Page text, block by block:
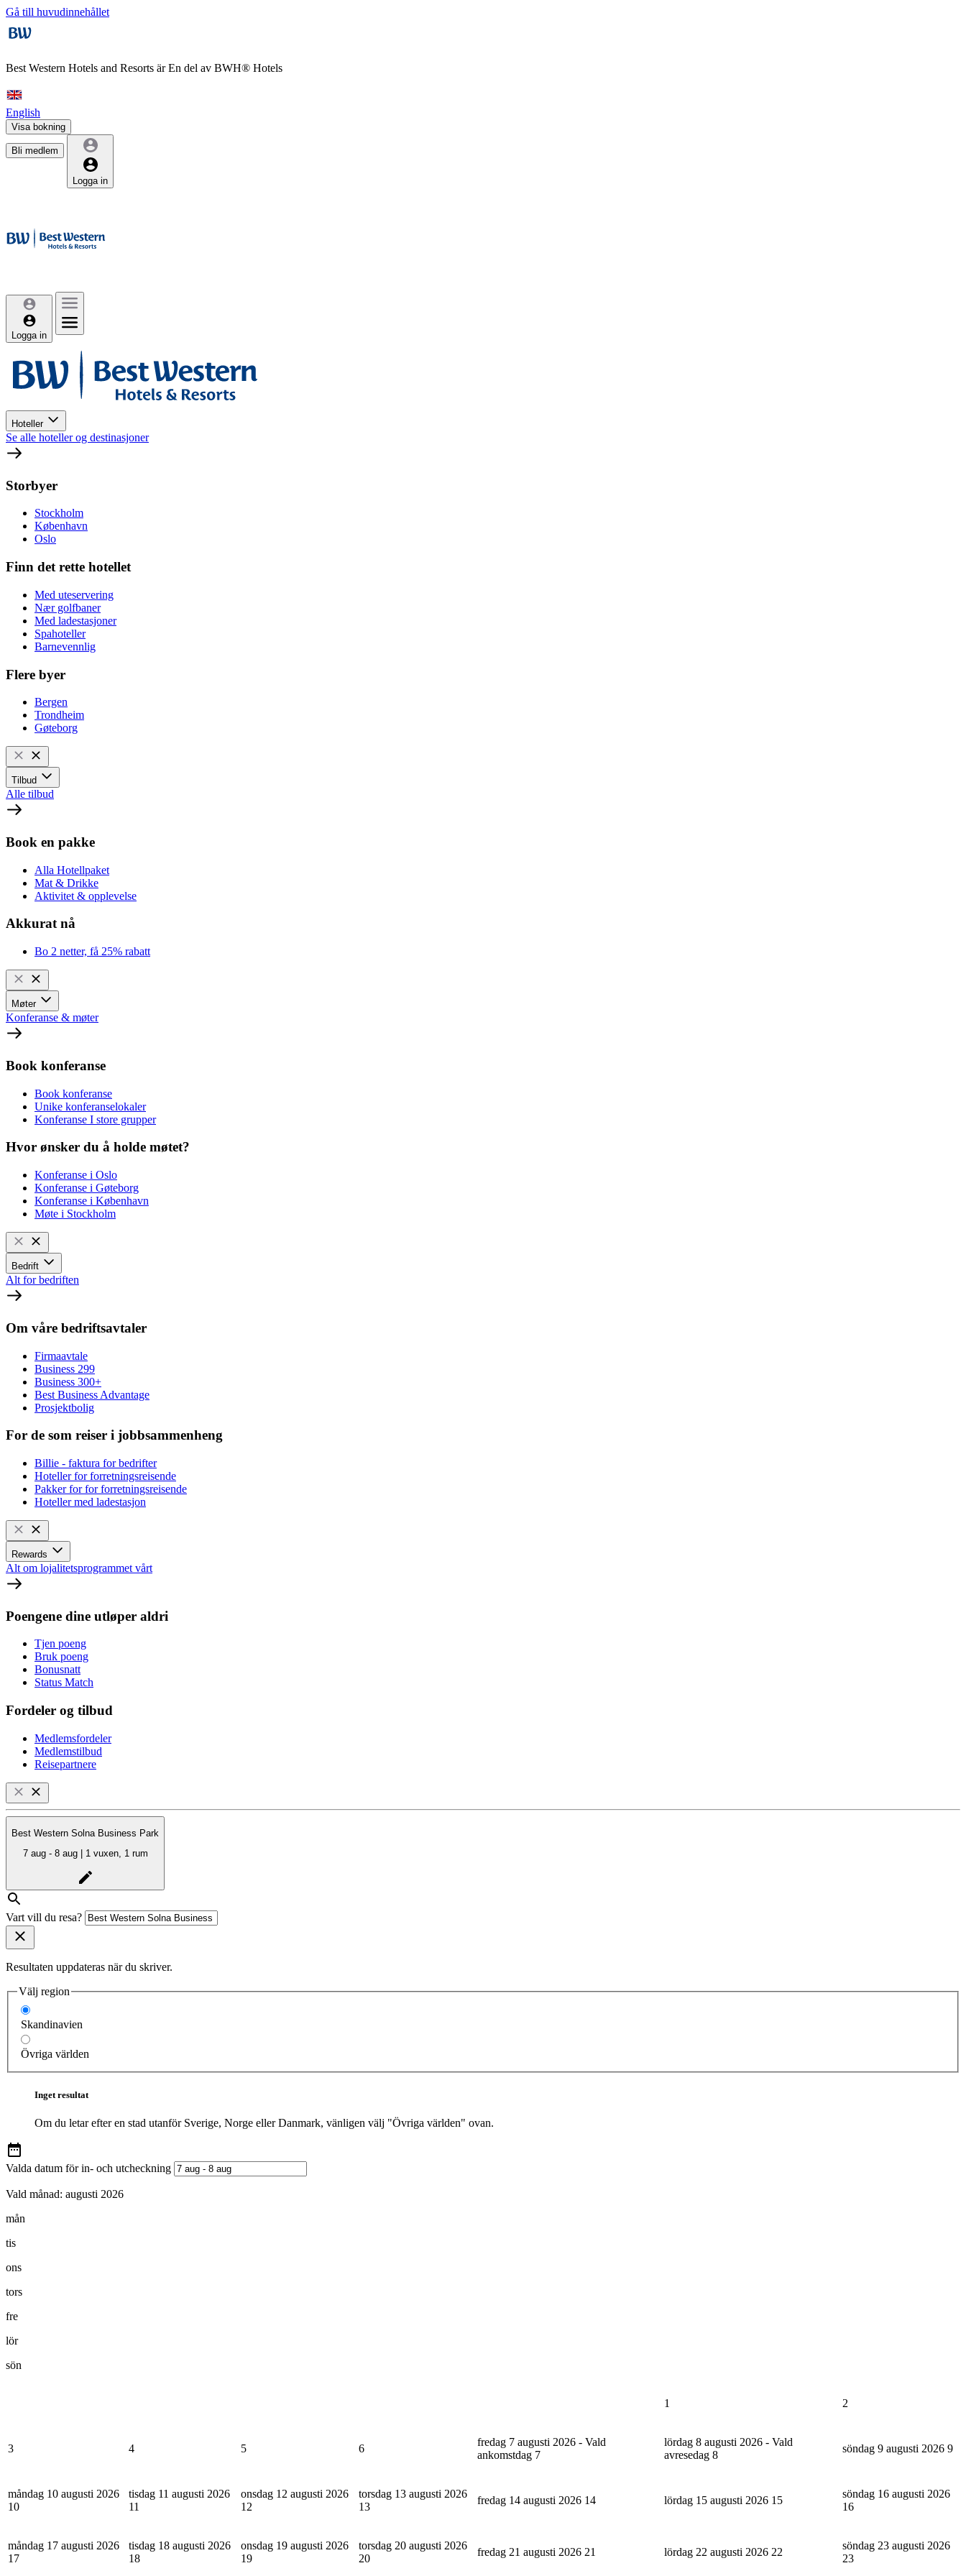
Gå till huvudinnehållet
Best Western Hotels and Resorts ärEn del av BWH® Hotels
English
Visa bokning
Bli medlem
Logga in
Logga in
Hoteller
Se alle hoteller og destinasjoner
Storbyer
Stockholm
København
Oslo
Finn det rette hotellet
Med uteservering
Nær golfbaner
Med ladestasjoner
Spahoteller
Barnevennlig
Flere byer
Bergen
Trondheim
Gøteborg
Tilbud
Alle tilbud
Book en pakke
Alla Hotellpaket
Mat & Drikke
Aktivitet & opplevelse
Akkurat nå
Bo 2 netter, få 25% rabatt
Møter
Konferanse & møter
Book konferanse
Book konferanse
Unike konferanselokaler
Konferanse I store grupper
Hvor ønsker du å holde møtet?
Konferanse i Oslo
Konferanse i Gøteborg
Konferanse i København
Møte i Stockholm
Bedrift
Alt for bedriften
Om våre bedriftsavtaler
Firmaavtale
Business 299
Business 300+
Best Business Advantage
Prosjektbolig
For de som reiser i jobbsammenheng
Billie - faktura for bedrifter
Hoteller for forretningsreisende
Pakker for for forretningsreisende
Hoteller med ladestasjon
Rewards
Alt om lojalitetsprogrammet vårt
Poengene dine utløper aldri
Tjen poeng
Bruk poeng
Bonusnatt
Status Match
Fordeler og tilbud
Medlemsfordeler
Medlemstilbud
Reisepartnere
Best Western Solna Business Park
7 aug - 8 aug | 1 vuxen, 1 rum
Vart vill du resa?
Resultaten uppdateras när du skriver.
Välj region
Skandinavien
Övriga världen
Inget resultat
Om du letar efter en stad utanför Sverige, Norge eller Danmark, vänligen välj "Övriga världen" ovan.
Valda datum för in- och utcheckning
Vald månad: augusti 2026
mån
tis
ons
tors
fre
lör
sön
1 2
3 4 5 6
fredag 7 augusti 2026 - Vald
ankomstdag 7
lördag 8 augusti 2026 - Vald
avresedag 8
söndag 9 augusti 2026 9
måndag 10 augusti 2026
10
tisdag 11 augusti 2026
11
onsdag 12 augusti 2026
12
torsdag 13 augusti 2026
13
fredag 14 augusti 2026 14 lördag 15 augusti 2026 15
söndag 16 augusti 2026
16
måndag 17 augusti 2026
17
tisdag 18 augusti 2026
18
onsdag 19 augusti 2026
19
torsdag 20 augusti 2026
20
fredag 21 augusti 2026 21 lördag 22 augusti 2026 22
söndag 23 augusti 2026
23